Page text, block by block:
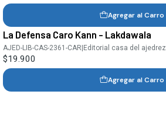
Agregar al Carro
La Defensa Caro Kann - Lakdawala
AJED-LIB-CAS-2361-CAR|Editorial casa del ajedrez
$19.900
Agregar al Carro